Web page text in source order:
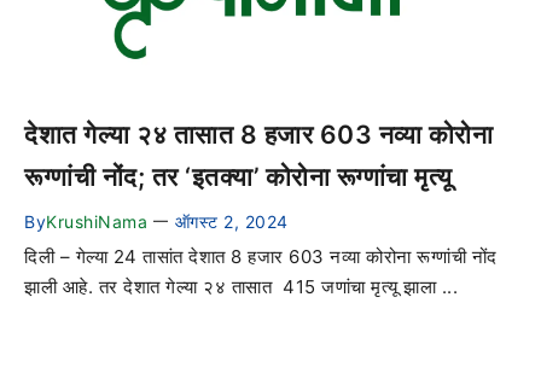
देशात गेल्या २४ तासात 8 हजार 603 नव्या कोरोना
रूग्णांची नोंद; तर ‘इतक्या’ कोरोना रूग्णांचा मृत्यू
ByKrushiNama — ऑगस्ट 2, 2024
दिली – गेल्या 24 तासांत देशात 8 हजार 603 नव्या कोरोना रूग्णांची नोंद
झाली आहे. तर देशात गेल्या २४ तासात 415 जणांचा मृत्यू झाला ...